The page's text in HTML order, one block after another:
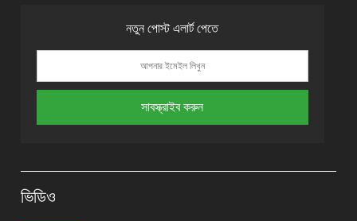
নতুন পোস্ট এলার্ট পেতে
ভিডিও